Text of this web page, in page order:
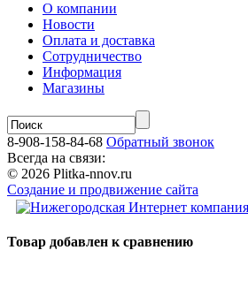
О компании
Новости
Оплата и доставка
Сотрудничество
Информация
Магазины
8-908-158-84-68 Обратный звонок
Всегда на связи:
© 2026 Plitka-nnov.ru
Создание и продвижение сайта
Товар добавлен к сравнению